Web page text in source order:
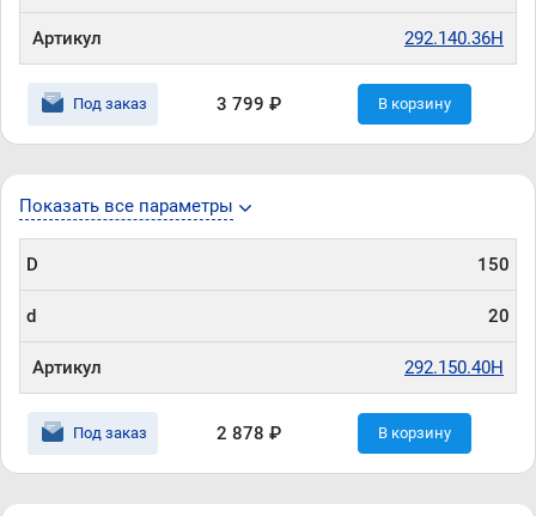
Показать все параметры
D 150
d 20
Артикул 292.150.40H
Под заказ 2 878 ₽ В корзину
Артикул 292.140.36H
Под заказ 3 799 ₽ В корзину